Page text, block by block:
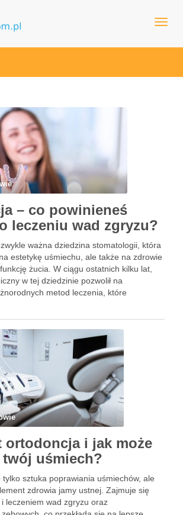
– co powinieneś
leczeniu wad zgryzu?
ważna dziedzina stomatologii, która
estetykę uśmiechu, ale także na zdrowie
żucia. W ciągu ostatnich kilku lat,
w tej dziedzinie pozwolił na
metod leczenia, które
potrzeb zarówno dzieci, jak i dorosłych.
ortodoncja i jak może
uśmiech?
sztuka poprawiania uśmiechów, ale
zdrowia jamy ustnej. Zajmuje się
leczeniem wad zgryzu oraz